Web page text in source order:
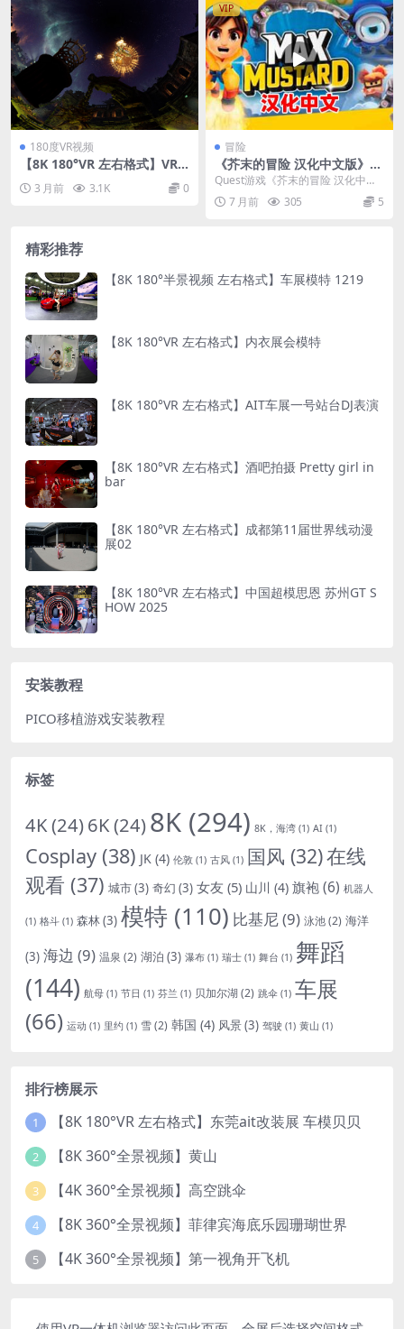
180度VR视频
【8K 180°VR 左右格式】VR
3 月前 3.1K 0
VIP
冒险
《芥末的冒险 汉化中文版》M
ax Mustard
Quest游戏《芥末的冒险 汉化中文
版》Max Mustard 是一款充满创意
与...7 月前 305 5
精彩推荐
【8K 180°半景视频 左右格式】车展模特 1219
【8K 180°VR 左右格式】内衣展会模特
【8K 180°VR 左右格式】AIT车展一号站台DJ表演
【8K 180°VR 左右格式】酒吧拍摄 Pretty girl in
bar
【8K 180°VR 左右格式】成都第11届世界线动漫
展02
【8K 180°VR 左右格式】中国超模思恩 苏州GT S
HOW 2025
安装教程
PICO移植游戏安装教程
标签
4K(24)6K(24)8K (294) 8K，海湾 (1) AI (1)
Cosplay (38) JK (4) 伦敦 (1) 古风 (1) 国风 (32)在线
观看 (37) 城市(3) 奇幻 (3) 女友 (5) 山川 (4) 旗袍(6) 机器人
(1) 格斗 (1) 森林(3) 模特 (110) 比基尼(9) 泳池(2) 海洋
(3) 海边 (9) 温泉 (2) 湖泊 (3) 瀑布 (1) 瑞士 (1) 舞台 (1) 舞蹈
(144) 航母 (1) 节日 (1) 芬兰 (1) 贝加尔湖 (2) 跳伞 (1) 车展
(66) 运动 (1) 里约 (1) 雪(2) 韩国 (4) 风景(3) 驾驶 (1) 黄山 (1)
排行榜展示
1 【8K 180°VR 左右格式】东莞ait改装展 车模贝贝
2 【8K 360°全景视频】黄山
3 【4K 360°全景视频】高空跳伞
4 【8K 360°全景视频】菲律宾海底乐园珊瑚世界
5 【4K 360°全景视频】第一视角开飞机